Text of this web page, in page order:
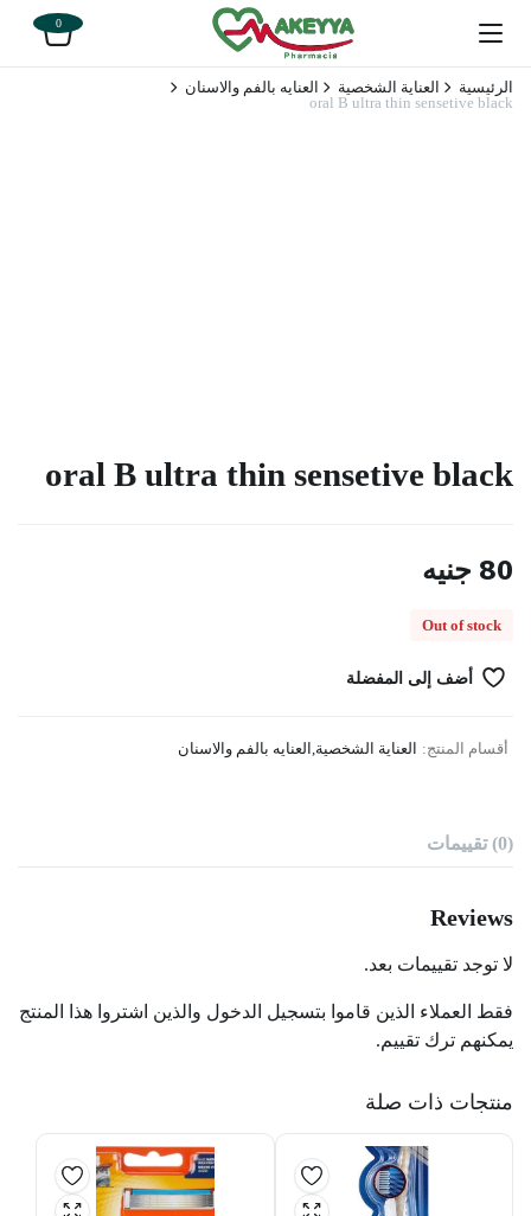
0
الرئيسية العناية الشخصية
العنايه بالفم والاسنان
oral B ultra thin sensetive black
oral B ultra thin sensetive black
80 جنيه
Out of stock
أضف إلى المفضلة
أقسام المنتج: العناية الشخصية, العنايه بالفم والاسنان
(0) تقييمات
Reviews
لا توجد تقييمات بعد.
فقط العملاء الذين قاموا بتسجيل الدخول والذين اشتروا هذا المنتج
يمكنهم ترك تقييم.
منتجات ذات صلة